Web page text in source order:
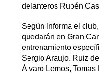
delanteros Rubén
Según informa el
quedarán en Gran
entrenamiento
Sergio Araujo, Ruiz
Álvaro Lemos, Tomas